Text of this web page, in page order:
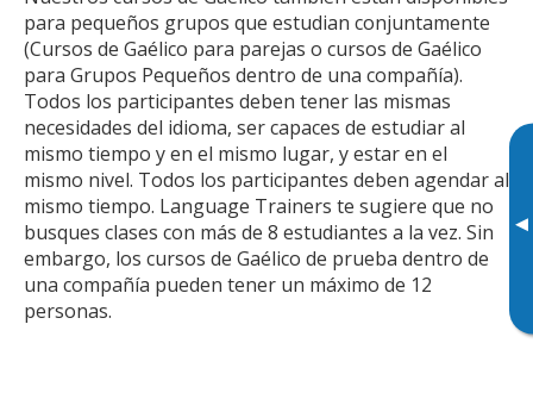
▸
para pequeños grupos que estudian conjuntamente
(Cursos de Gaélico para parejas o cursos de Gaélico
para Grupos Pequeños dentro de una compañía).
Todos los participantes deben tener las mismas
necesidades del idioma, ser capaces de estudiar al
mismo tiempo y en el mismo lugar, y estar en el
mismo nivel. Todos los participantes deben agendar al
mismo tiempo. Language Trainers te sugiere que no
busques clases con más de 8 estudiantes a la vez. Sin
embargo, los cursos de Gaélico de prueba dentro de
una compañía pueden tener un máximo de 12
personas.